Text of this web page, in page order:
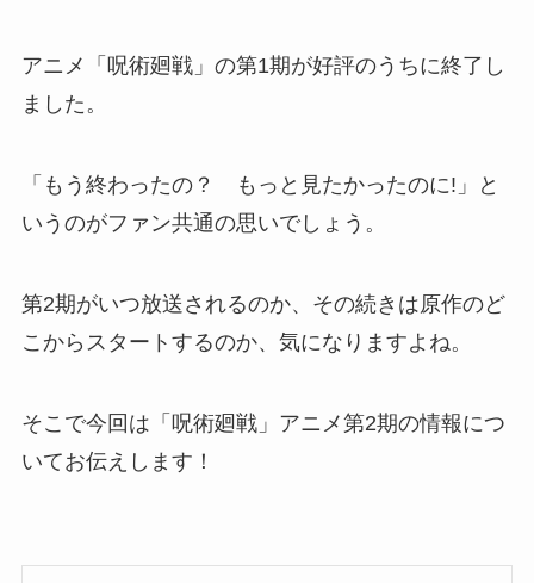
アニメ「呪術廻戦」の第1期が好評のうちに終了し
ました。
「もう終わったの？ もっと見たかったのに!」と
いうのがファン共通の思いでしょう。
第2期がいつ放送されるのか、その続きは原作のど
こからスタートするのか、気になりますよね。
そこで今回は「呪術廻戦」アニメ第2期の情報につ
いてお伝えします！